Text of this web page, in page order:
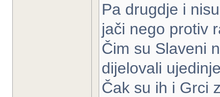
Pa drugdje i
jači nego protiv
Čim su Slaveni
dijelovali
Čak su ih i Grci